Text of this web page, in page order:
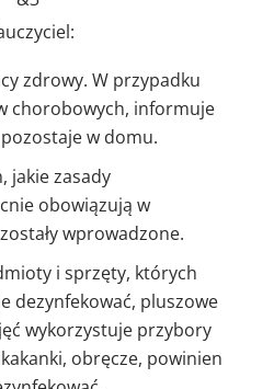
zdrowy. W przypadku
chorobowych, informuje
w domu.
jakie zasady
obowiązują w
wprowadzone.
i sprzęty, których
dezynfekować, pluszowe
wykorzystuje przybory
obręcze, powinien